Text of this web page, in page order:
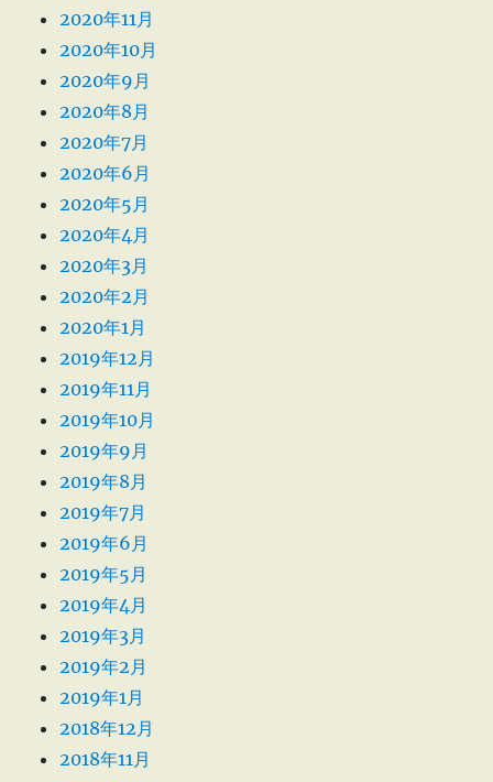
2020年11月
2020年10月
2020年9月
2020年8月
2020年7月
2020年6月
2020年5月
2020年4月
2020年3月
2020年2月
2020年1月
2019年12月
2019年11月
2019年10月
2019年9月
2019年8月
2019年7月
2019年6月
2019年5月
2019年4月
2019年3月
2019年2月
2019年1月
2018年12月
2018年11月